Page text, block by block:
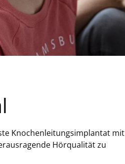
Knochenleitungsimplantat mit
Hörqualität zu